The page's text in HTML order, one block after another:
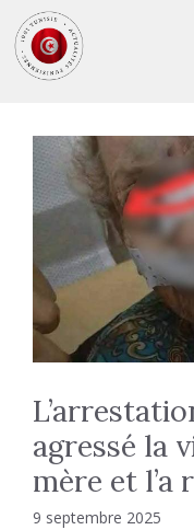
au
contenu
agressé la
mère et l’a
9 septembre 2025